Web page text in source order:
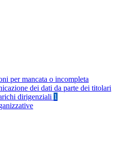
per mancata o incompleta
dei dati da parte dei titolari
dirigenziali 1